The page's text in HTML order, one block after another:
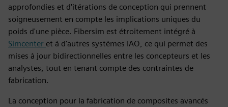
approfondies et d'itérations de conception qui prennent
soigneusement en compte les implications uniques du
poids d'une pièce. Fibersim est étroitement intégré à
Simcenter et à d'autres systèmes IAO, ce qui permet des
mises à jour bidirectionnelles entre les concepteurs et les
analystes, tout en tenant compte des contraintes de
fabrication.
La conception pour la fabrication de composites avancés